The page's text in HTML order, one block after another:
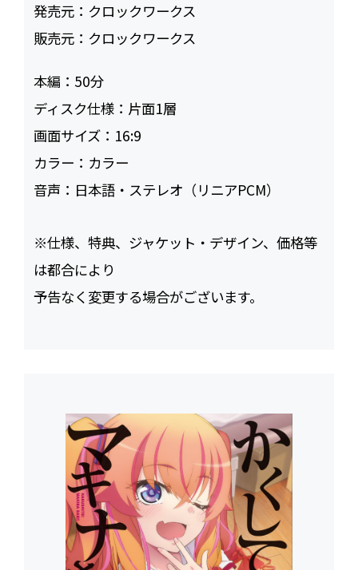
発売元： クロックワークス
販売元： クロックワークス
本編： 50
ディスク仕様： 片面1層
画面サイズ： 16:9
カラー： カラー
音声： 日本語・ステレオ（リニアPCM）
※仕様、特典、ジャケット・デザイン、価格等
は都合により
予告なく変更する場合がございます。